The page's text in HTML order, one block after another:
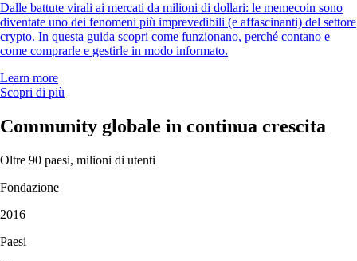
Dalle battute virali ai mercati da milioni di dollari: le memecoin sono
diventate uno dei fenomeni più imprevedibili (e affascinanti) del settore
crypto. In questa guida scopri come funzionano, perché contano e
come comprarle e gestirle in modo informato.
Learn more
Scopri di più
Community globale in continua crescita
Oltre 90 paesi, milioni di utenti
Fondazione
2016
Paesi